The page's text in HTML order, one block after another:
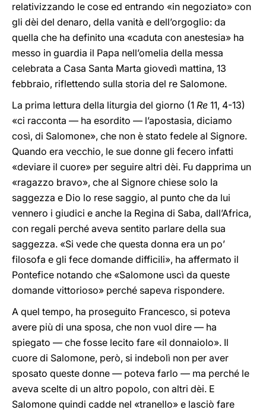
relativizzando le cose ed entrando «in negoziato» con
gli dèi del denaro, della vanità e dell’orgoglio: da
quella che ha definito una «caduta con anestesia» ha
messo in guardia il Papa nell’omelia della messa
celebrata a Casa Santa Marta giovedì mattina, 13
febbraio, riflettendo sulla storia del re Salomone.
La prima lettura della liturgia del giorno (1 Re 11, 4-13)
«ci racconta — ha esordito — l’apostasia, diciamo
così, di Salomone», che non è stato fedele al Signore.
Quando era vecchio, le sue donne gli fecero infatti
«deviare il cuore» per seguire altri dèi. Fu dapprima un
«ragazzo bravo», che al Signore chiese solo la
saggezza e Dio lo rese saggio, al punto che da lui
vennero i giudici e anche la Regina di Saba, dall’Africa,
con regali perché aveva sentito parlare della sua
saggezza. «Si vede che questa donna era un po’
filosofa e gli fece domande difficili», ha affermato il
Pontefice notando che «Salomone uscì da queste
domande vittorioso» perché sapeva rispondere.
A quel tempo, ha proseguito Francesco, si poteva
avere più di una sposa, che non vuol dire — ha
spiegato — che fosse lecito fare «il donnaiolo». Il
cuore di Salomone, però, si indebolì non per aver
sposato queste donne — poteva farlo — ma perché le
aveva scelte di un altro popolo, con altri dèi. E
Salomone quindi cadde nel «tranello» e lasciò fare